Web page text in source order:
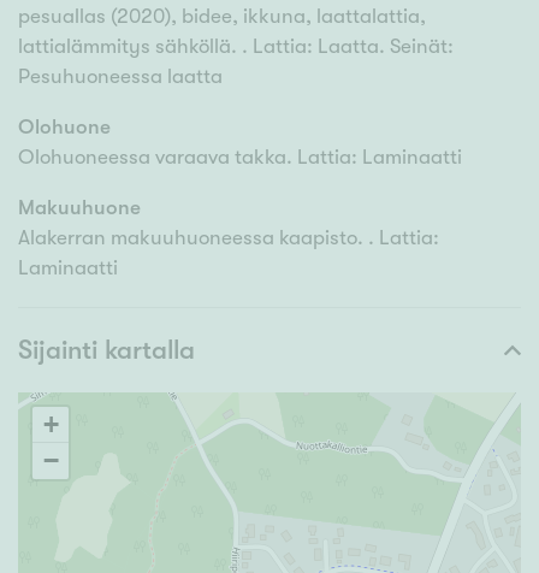
pesuallas (2020), bidee, ikkuna, laattalattia,
lattialämmitys sähköllä. . Lattia: Laatta. Seinät:
Pesuhuoneessa laatta
Olohuone
Olohuoneessa varaava takka. Lattia: Laminaatti
Makuuhuone
Alakerran makuuhuoneessa kaapisto. . Lattia:
Laminaatti
Sijainti kartalla
+
−